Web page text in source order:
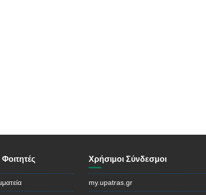
Χρήσιμοι Σύνδεσμοι
my.upatras.gr